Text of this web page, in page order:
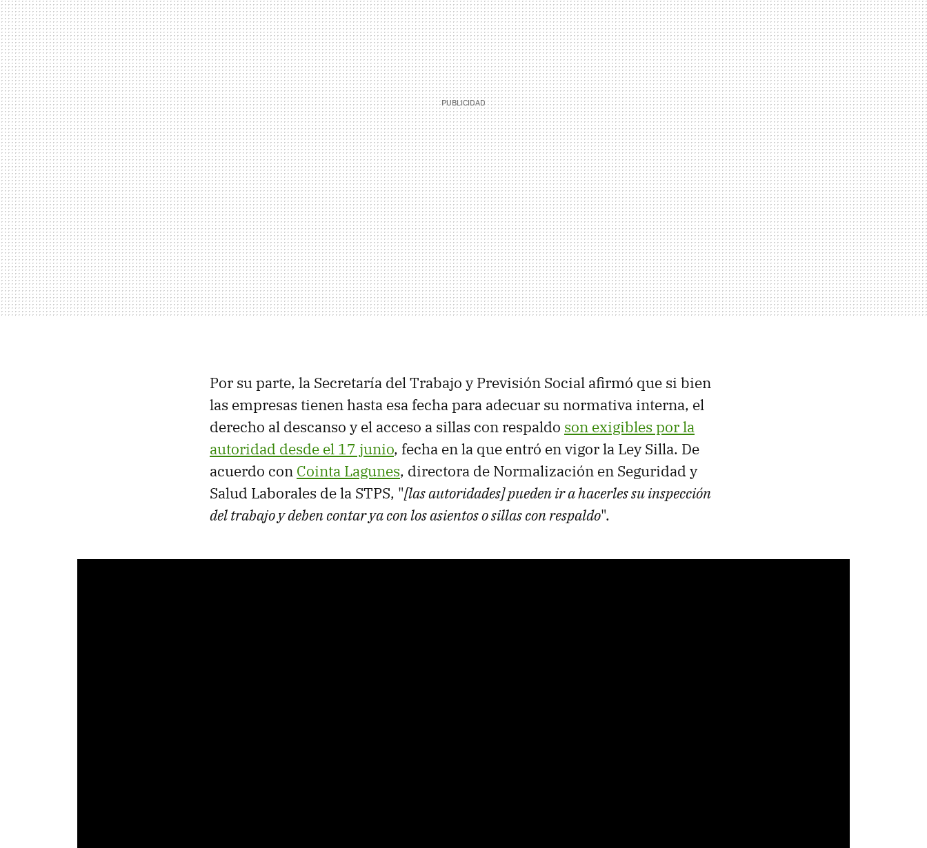
Por su parte, la Secretaría del Trabajo y Previsión Social afirmó que si bien
las empresas tienen hasta esa fecha para adecuar su normativa interna, el
derecho al descanso y el acceso a sillas con respaldo son exigibles por la
autoridad desde el 17 junio, fecha en la que entró en vigor la Ley Silla. De
acuerdo con Cointa Lagunes, directora de Normalización en Seguridad y
Salud Laborales de la STPS, "[las autoridades] pueden ir a hacerles su inspección
del trabajo y deben contar ya con los asientos o sillas con respaldo".